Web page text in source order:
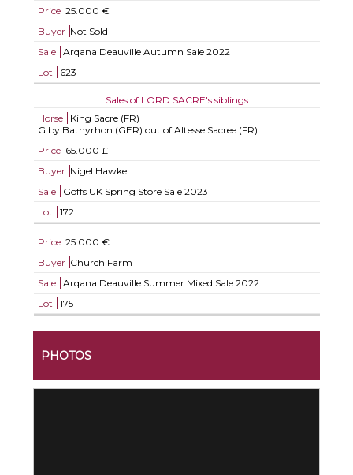
Price 25.000 €
Buyer Not Sold
Sale
Arqana Deauville Autumn Sale 2022
Lot
623
Sales of LORD SACRE's siblings
Horse
King Sacre (FR)
G by Bathyrhon (GER) out of Altesse Sacree (FR)
Price 65.000 £
Buyer Nigel Hawke
Sale
Goffs UK Spring Store Sale 2023
Lot
172
Price 25.000 €
Buyer Church Farm
Sale
Arqana Deauville Summer Mixed Sale 2022
Lot
175
PHOTOS